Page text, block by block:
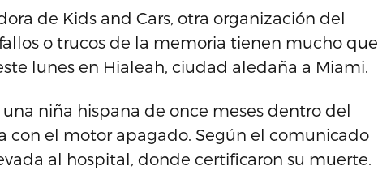
de Kids and Cars, otra organización del
o trucos de la memoria tienen mucho que
lunes en Hialeah, ciudad aledaña a Miami.
niña hispana de once meses dentro del
con el motor apagado. Según el comunicado
al hospital, donde certificaron su muerte.